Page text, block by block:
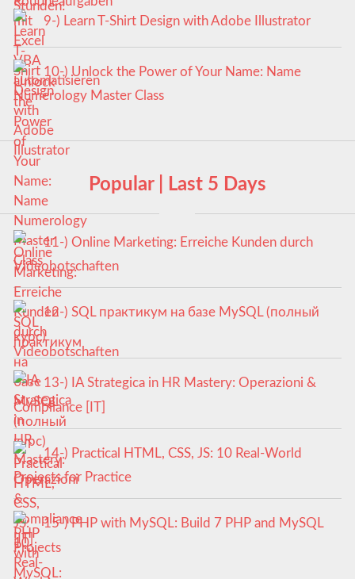
9-) Learn T-Shirt Design with Adobe Illustrator
10-) Unlock the Power of Your Name: Name
Numerology Master Class
Popular | Last 5 Days
11-) Online Marketing: Erreiche Kunden durch
Videobotschaften
12-) SQL практикум на базе MySQL (полный
курс)
13-) IA Strategica in HR Mastery: Operazioni &
Compliance [IT]
14-) Practical HTML, CSS, JS: 10 Real-World
Projects for Practice
15-) PHP with MySQL: Build 7 PHP and MySQL
Projects